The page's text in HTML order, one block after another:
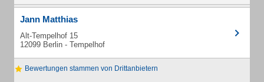
Jann Matthias
Alt-Tempelhof 15
12099 Berlin - Tempelhof
Bewertungen stammen von Drittanbietern